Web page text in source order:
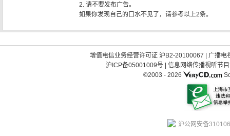
2. 请不要发布广告。
如果你发现自己的口水不见了，请参考以上2条。
增值电信业务经营许可证 沪B2-20100067 | 广播电
沪ICP备05001009号| 信息网络传播视听节
©2003 - 2026
沪公网安备